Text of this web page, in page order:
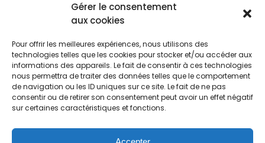
Gérer le consentement
aux cookies
Pour offrir les meilleures expériences, nous utilisons des
technologies telles que les cookies pour stocker et/ou accéder aux
informations des appareils. Le fait de consentir à ces technologies
nous permettra de traiter des données telles que le comportement
de navigation ou les ID uniques sur ce site. Le fait de ne pas
consentir ou de retirer son consentement peut avoir un effet négatif
sur certaines caractéristiques et fonctions.
Équipe
Carrières
Contact
Liens utiles